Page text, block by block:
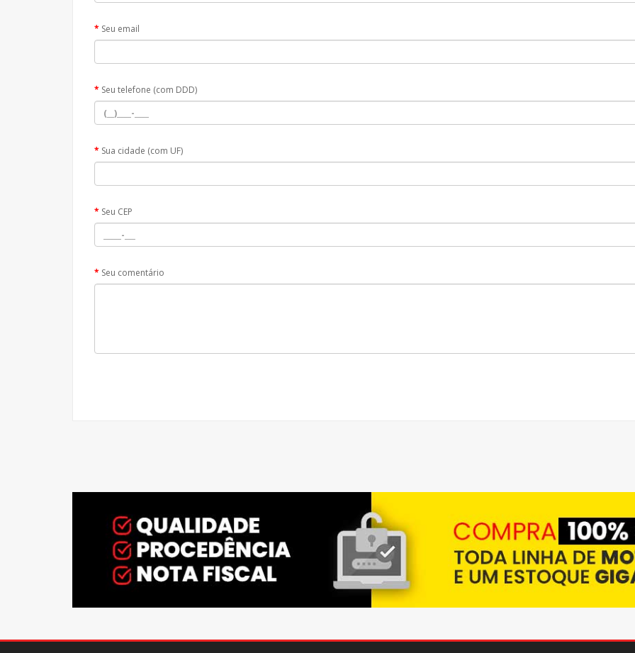
Seu email
Seu telefone (com DDD)
Sua cidade (com UF)
Seu CEP
Seu comentário